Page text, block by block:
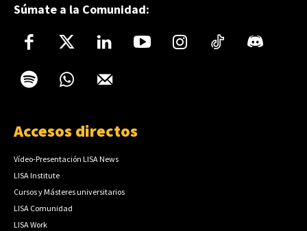
Súmate a la Comunidad:
Accesos directos
Vídeo-Presentación LISA News
LISA Institute
Cursos y Másteres universitarios
LISA Comunidad
LISA Work